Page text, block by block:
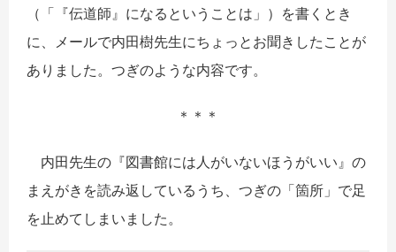
（「『伝道師』になるということは」）を書くとき
に、メールで内田樹先生にちょっとお聞きしたことが
ありました。つぎのような内容です。
＊＊＊
内田先生の『図書館には人がいないほうがいい』の
まえがきを読み返しているうち、つぎの「箇所」で足
を止めてしまいました。